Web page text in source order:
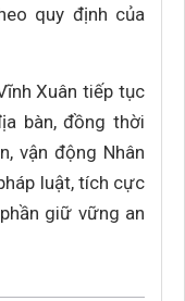
quy định của
Xuân tiếp tục
bàn, đồng thời
vận động Nhân
luật, tích cực
giữ vững an